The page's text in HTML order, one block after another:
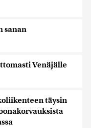
sanan
Venäjälle
täysin